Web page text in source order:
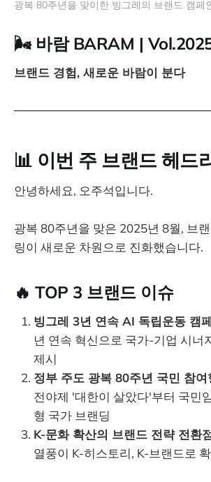
광복 80주년을 맞이한 빙그레의 브랜드 캠페
🌬️ 바람 BARAM |
브랜드 경험, 새로운 바람이 분다
📊 이번 주 브랜드 헤드
안녕하세요, 오주석입니다.
광복 80주년을 맞은 2025년 8월, 브
링이 새로운 차원으로 진화했습니다.
🔥 TOP 3 브랜드 이슈
빙그레 3년 연속 AI 독립운동 캠
년 연속 혁신으로 국가-기업 시너
제시
정부 주도 광복 80주년 국민 참여
전야제 '대한이 살았다'부터 국민
형 국가 브랜딩
K-문화 확산의 브랜드 전략 전환
열풍이 K-히스토리, K-브랜드로